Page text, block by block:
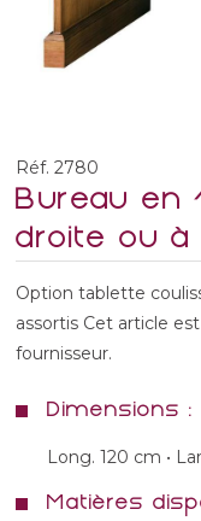
Réf. 2780
Bureau en
droite ou à
Option tablette
assortis Cet article
fournisseur.
Dimensions :
Long. 120 cm •
Matières